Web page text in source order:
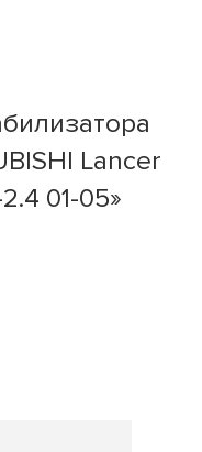
Lancer
01-05»